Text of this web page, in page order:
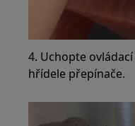
4. Uchopte
hřídele přepínače.